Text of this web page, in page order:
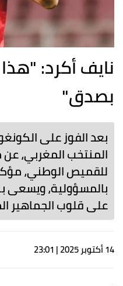
نايف أكرد:
بصدق"
بعد الفوز على
المنتخب المغربي، عن
للقميص الوطني،
بالمسؤولية، ويسعى
على قلوب الجماهير
14 أكتوبر 2025 | 23:01